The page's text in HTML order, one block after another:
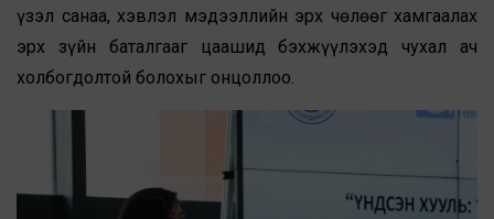
үзэл санаа, хэвлэл мэдээллийн эрх чөлөөг хамгаалах
эрх зүйн баталгааг цаашид бэхжүүлэхэд чухал ач
холбогдолтой болохыг онцоллоо.